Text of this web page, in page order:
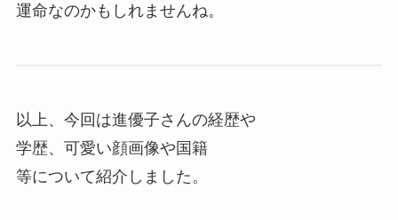
運命なのかもしれませんね。
以上、今回は進優子さんの経歴や
学歴、可愛い顔画像や国籍
等について紹介しました。